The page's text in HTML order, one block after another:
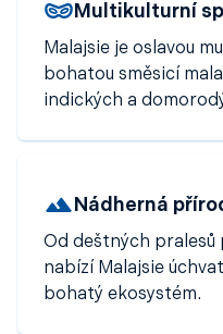
ochutnat směs malajské,
nebo se ponořit do
tuto zemi utvářely po
nejstarší deštné pralesy
plážích , neboživou
okouzlí svou přirozenou
Multikulturní
Malajsie je oslavou
bohatou směsicí
indických a
Nádherná
Od deštných pralesů
nabízí Malajsie
bohatý ekosystém.